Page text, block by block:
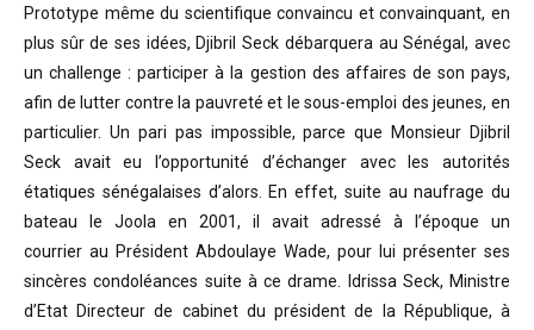
Prototype même du scientifique convaincu et convainquant, en
plus sûr de ses idées, Djibril Seck débarquera au Sénégal, avec
un challenge : participer à la gestion des affaires de son pays,
afin de lutter contre la pauvreté et le sous-emploi des jeunes, en
particulier. Un pari pas impossible, parce que Monsieur Djibril
Seck avait eu l’opportunité d’échanger avec les autorités
étatiques sénégalaises d’alors. En effet, suite au naufrage du
bateau le Joola en 2001, il avait adressé à l’époque un
courrier au Président Abdoulaye Wade, pour lui présenter ses
sincères condoléances suite à ce drame. Idrissa Seck, Ministre
d’Etat Directeur de cabinet du président de
la République, à